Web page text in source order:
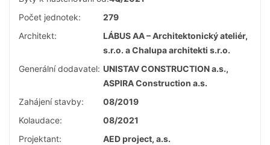
Počet jednotek:
279
Architekt:
LÁBUS AA – Architektonický ateliér,
s.r.o. a Chalupa architekti s.r.o.
Generální dodavatel: UNISTAV CONSTRUCTION a.s.,
ASPIRA Construction a.s.
Zahájení stavby:
08/2019
Kolaudace:
08/2021
Projektant:
AED project, a.s.